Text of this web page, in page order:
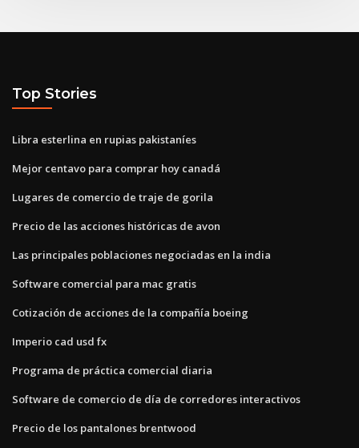
Top Stories
Libra esterlina en rupias pakistaníes
Mejor centavo para comprar hoy canadá
Lugares de comercio de traje de gorila
Precio de las acciones históricas de avon
Las principales poblaciones negociadas en la india
Software comercial para mac gratis
Cotización de acciones de la compañía boeing
Imperio cad usd fx
Programa de práctica comercial diaria
Software de comercio de día de corredores interactivos
Precio de los pantalones brentwood